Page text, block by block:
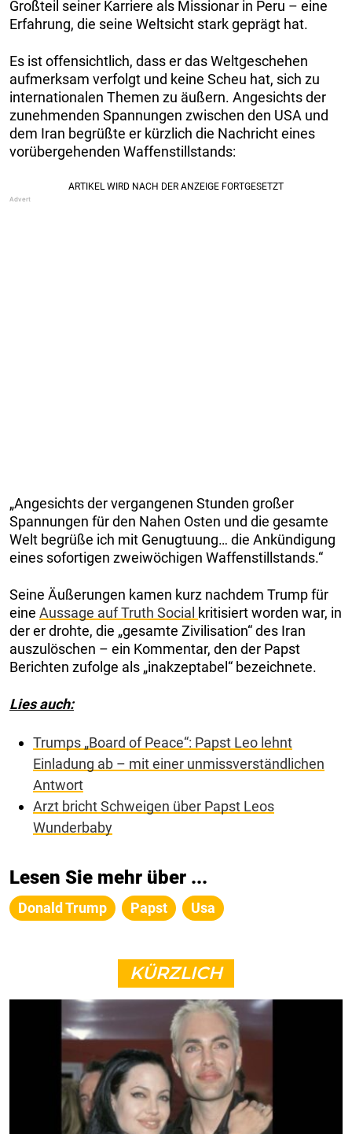
Großteil seiner Karriere als Missionar in Peru – eine
Erfahrung, die seine Weltsicht stark geprägt hat.
Es ist offensichtlich, dass er das Weltgeschehen
aufmerksam verfolgt und keine Scheu hat, sich zu
internationalen Themen zu äußern. Angesichts der
zunehmenden Spannungen zwischen den USA und
dem Iran begrüßte er kürzlich die Nachricht eines
vorübergehenden Waffenstillstands:
„Angesichts der vergangenen Stunden großer
Spannungen für den Nahen Osten und die gesamte
Welt begrüße ich mit Genugtuung… die Ankündigung
eines sofortigen zweiwöchigen Waffenstillstands.“
Seine Äußerungen kamen kurz nachdem Trump für
eine Aussage auf Truth Social kritisiert worden war, in
der er drohte, die „gesamte Zivilisation“ des Iran
auszulöschen – ein Kommentar, den der Papst
Berichten zufolge als „inakzeptabel“ bezeichnete.
Lies auch:
Trumps „Board of Peace“: Papst Leo lehnt
Einladung ab – mit einer unmissverständlichen
Antwort
Arzt bricht Schweigen über Papst Leos
Wunderbaby
Lesen Sie mehr über ...
Donald Trump Papst Usa
KÜRZLICH